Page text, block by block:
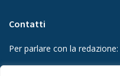
Contatti
Per parlare con la redazione: